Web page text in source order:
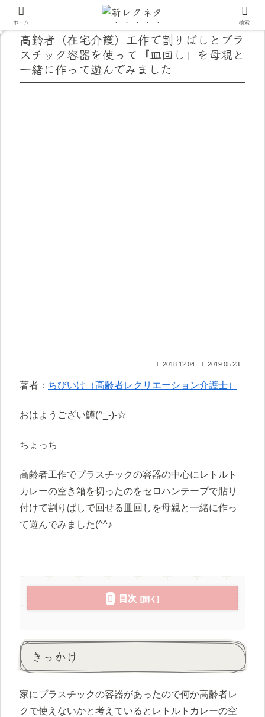
高齢者（在宅介護）工作で割りばしとプラ
スチック容器を使って『皿回し』を母親と
一緒に作って遊んでみました
2018.12.04 2019.05.23
著者： ちびいけ（高齢者レクリエーション介護士）
おはようござい鱒(^_-)-☆
ちょっち
高齢者工作でプラスチックの容器の中心にレトルト
カレーの空き箱を切ったのをセロハンテープで貼り
付けて割りばしで回せる皿回しを母親と一緒に作っ
て遊んでみました(^^♪
目次
きっかけ
家にプラスチックの容器があったので何か高齢者レ
クで使えないかと考えているとレトルトカレーの空
ホーム 検索